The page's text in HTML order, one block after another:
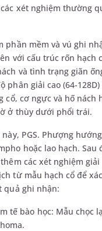
xét nghiệm thường
phần mềm và vú ghi
với cấu trúc rốn hạch
và tình trạng giãn
phân giải cao (64-
cổ, cơ ngực và hố nách
ở thùy dưới phổi trái.
PGS. Phượng
hoặc lao hạch. Sau
các xét nghiệm giải
từ mẫu hạch cổ để
quả ghi nhận:
tế bào học: Mẫu chọc